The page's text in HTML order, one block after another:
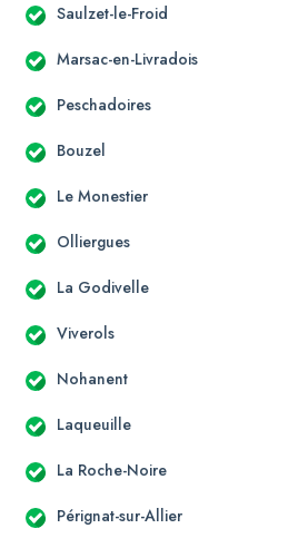
Saulzet-le-Froid
Marsac-en-Livradois
Peschadoires
Bouzel
Le Monestier
Olliergues
La Godivelle
Viverols
Nohanent
Laqueuille
La Roche-Noire
Pérignat-sur-Allier